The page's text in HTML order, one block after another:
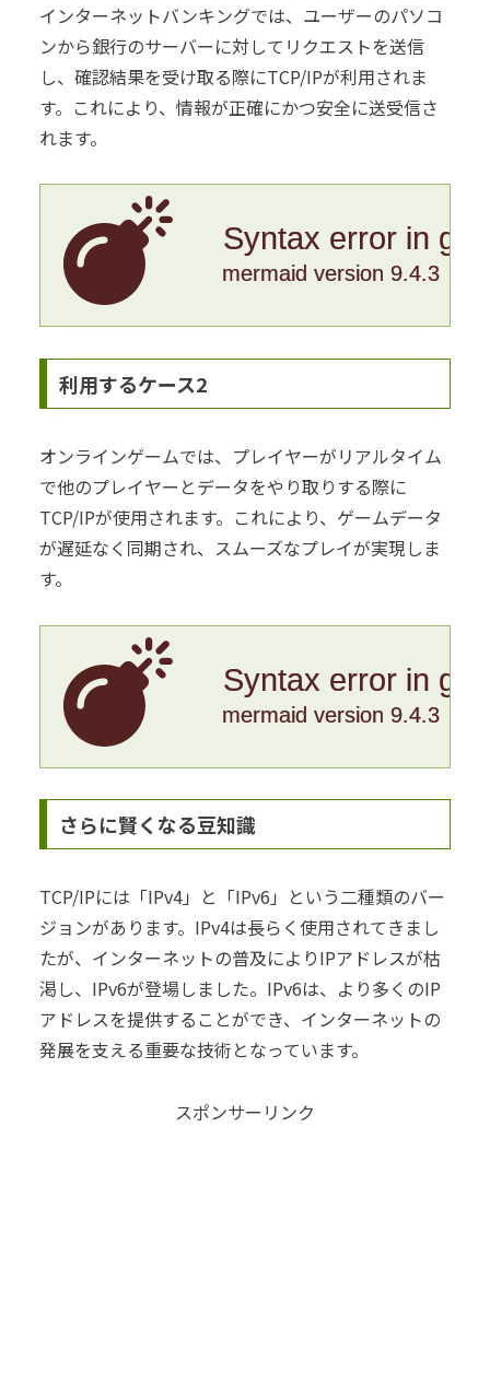
インターネットバンキングでは、ユーザーのパソコ
ンから銀行のサーバーに対してリクエストを送信
し、確認結果を受け取る際にTCP/IPが利用されま
す。これにより、情報が正確にかつ安全に送受信さ
れます。
Syntax error in
mermaid version 9.4.3
利用するケース2
オンラインゲームでは、プレイヤーがリアルタイム
で他のプレイヤーとデータをやり取りする際に
TCP/IPが使用されます。これにより、ゲームデータ
が遅延なく同期され、スムーズなプレイが実現しま
す。
Syntax error in
mermaid version 9.4.3
さらに賢くなる豆知識
TCP/IPには「IPv4」と「IPv6」という二種類のバー
ジョンがあります。IPv4は長らく使用されてきまし
たが、インターネットの普及によりIPアドレスが枯
渇し、IPv6が登場しました。IPv6は、より多くのIP
アドレスを提供することができ、インターネットの
発展を支える重要な技術となっています。
スポンサーリンク